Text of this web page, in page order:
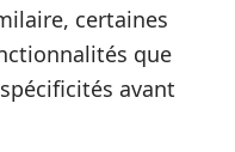
certaines
que
avant